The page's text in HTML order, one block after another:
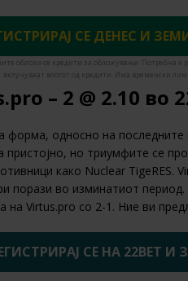
СЕ ДЕНЕС И
облози се кредити за обложување. Потребна е
вклучуваат влогот од кредити. Има временски
– 2 @ 2.10 во
форма, односно на
пристојно, но триумфите се
како Nuclear TigeRES.
порази во изминатиот
на Virtus.pro со 2-1. Ние ви
СЕ НА 22BET